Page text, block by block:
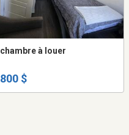
chambre à louer
800 $